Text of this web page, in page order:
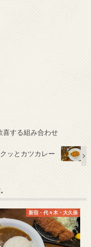
する組み合わせ
ッとカツカレー
新宿・代々木・大久保